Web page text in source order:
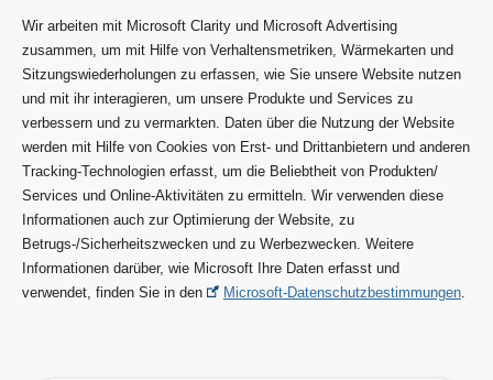
Wir arbeiten mit Microsoft Clarity und Microsoft Advertising
zusammen, um mit Hilfe von Verhaltensmetriken, Wärmekarten und
Sitzungswiederholungen zu erfassen, wie Sie unsere Website nutzen
und mit ihr interagieren, um unsere Produkte und Services zu
verbessern und zu vermarkten. Daten über die Nutzung der Website
werden mit Hilfe von Cookies von Erst- und Drittanbietern und anderen
Tracking-Technologien erfasst, um die Beliebtheit von Produkten/
Services und Online-Aktivitäten zu ermitteln. Wir verwenden diese
Informationen auch zur Optimierung der Website, zu
Betrugs-/Sicherheitszwecken und zu Werbezwecken. Weitere
Informationen darüber, wie Microsoft Ihre Daten erfasst und
verwendet, finden Sie in den
Microsoft-Datenschutzbestimmungen.